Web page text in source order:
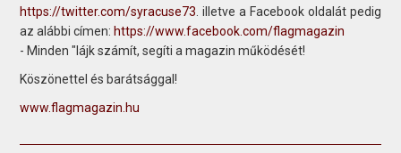
https://twitter.com/syracuse73 . illetve a Facebook oldalát pedig
az alábbi címen: https://www.facebook.com/flagmagazin
- Minden "lájk számít, segíti a magazin működését!
Köszönettel és barátsággal!
www.flagmagazin.hu